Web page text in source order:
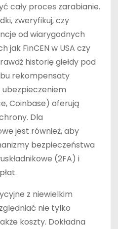
cały proces zarabianie.
zweryfikuj, czy
od wiarygodnych
jak FinCEN w USA czy
historię giełdy pod
rekompensaty
Coinbase) oferują
Dla
jest również, aby
bezpieczeństwa
(2FA) i
z niewielkim
nie tylko
koszty. Dokładna